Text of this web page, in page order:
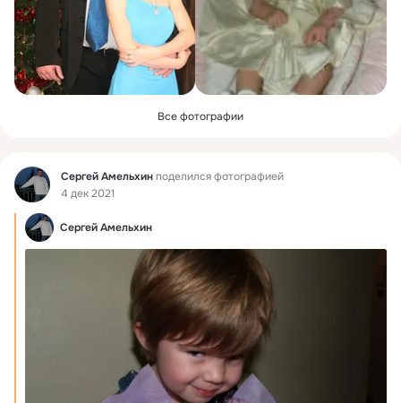
Все фотографии
Фид Сергей Амельхинподелился фотографией
4 дек 2021
Сергей Амельхин